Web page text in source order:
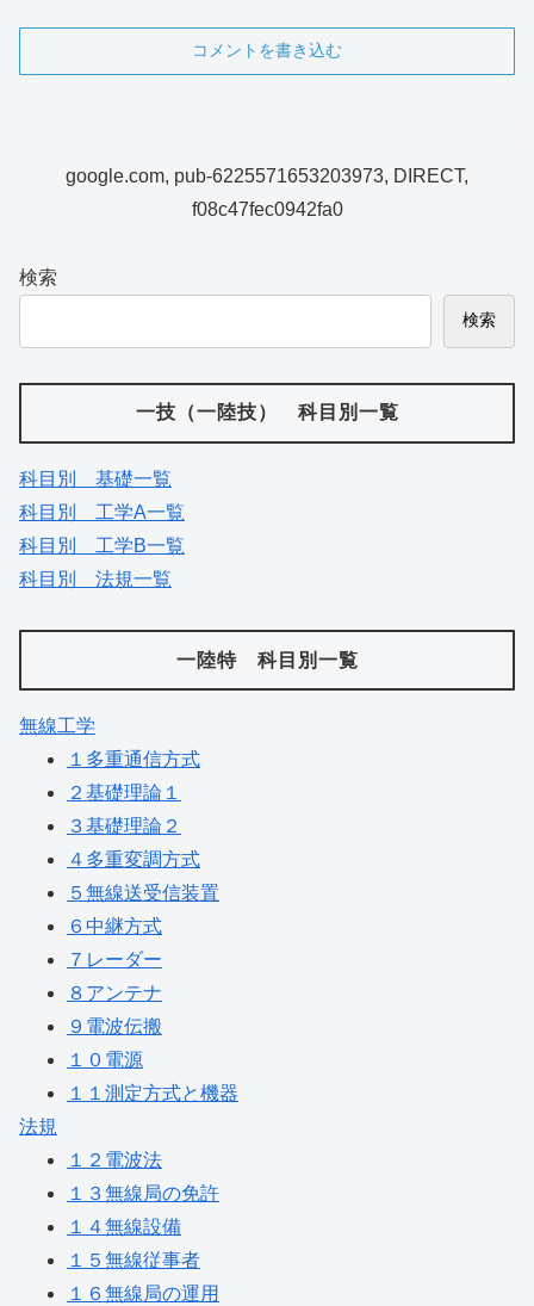
コメントを書き込む
google.com, pub-6225571653203973, DIRECT,
f08c47fec0942fa0
検索
検索
一技（一陸技） 科目別一覧
科目別 基礎一覧
科目別 工学A一覧
科目別 工学B一覧
科目別 法規一覧
一陸特 科目別一覧
無線工学
１多重通信方式
２基礎理論１
３基礎理論２
４多重変調方式
５無線送受信装置
６中継方式
７レーダー
８アンテナ
９電波伝搬
１０電源
１１測定方式と機器
法規
１２電波法
１３無線局の免許
１４無線設備
１５無線従事者
１６無線局の運用